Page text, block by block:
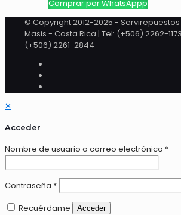
Comprar por WhatsAppp
© Copyright 2012-2025 - Servirepuestos
Masis - Costa Rica | Tel: (+506) 2262-
(+506) 2261-2844
✕
Acceder
Nombre de usuario o correo electrónico *
Contraseña *
Recuérdame
Acceder